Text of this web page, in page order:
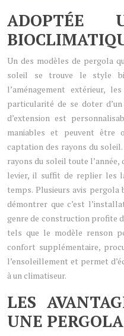
ADOPTÉE
Un des modèles de pergola
soleil se trouve le style
l’aménagement extérieur, les
particularité de se doter
d’extension est
maniables et peuvent
captation des rayons du
rayons du soleil toute l’année,
levier, il suffit de replier les
temps. Plusieurs avis
démontrer que c’est
genre de construction profite
tels que le modèle renson
confort supplémentaire,
l’ensoleillement et permet
à un climatiseur.
LES
UNE PERGOLA